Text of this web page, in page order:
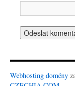
Webhosting domény